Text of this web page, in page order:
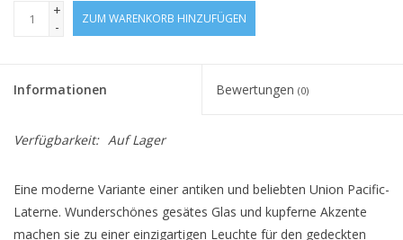
+
-
ZUM WARENKORB HINZUFÜGEN
Informationen Bewertungen (0)
Verfügbarkeit: Auf Lager
Eine moderne Variante einer antiken und beliebten Union Pacific-
Laterne. Wunderschönes gesätes Glas und kupferne Akzente
machen sie zu einer einzigartigen Leuchte für den gedeckten